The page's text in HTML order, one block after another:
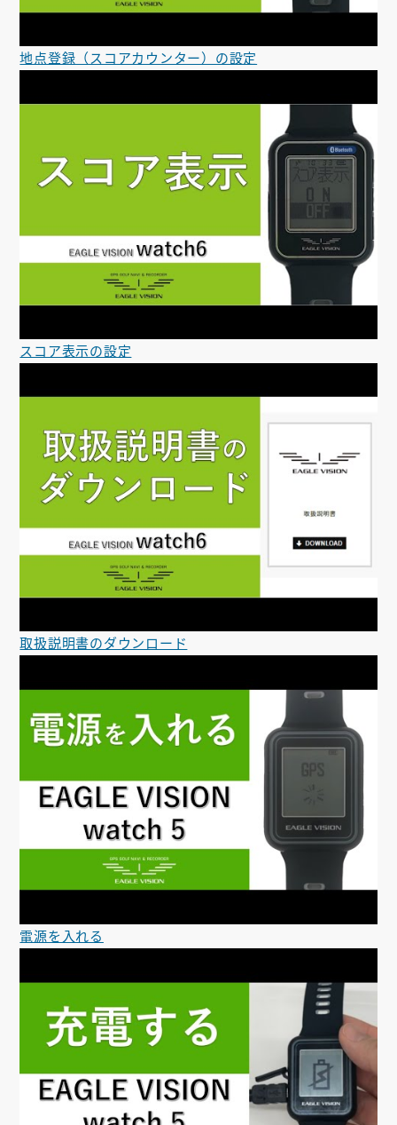
地点登録（スコアカウンター）の設定
スコア表示の設定
取扱説明書のダウンロード
電源を入れる